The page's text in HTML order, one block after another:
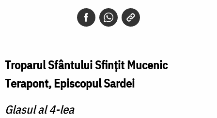
Troparul Sfântului Sfinţit Mucenic
Terapont, Episcopul Sardei
Glasul al 4-lea